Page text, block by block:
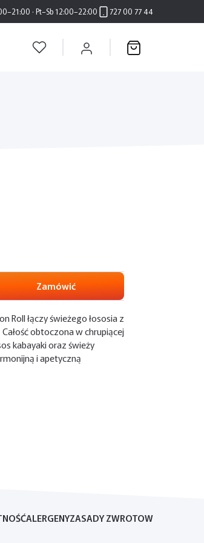
· Pt–Sb 12:00–22:00 727 00 77 44
Zamówić
Roll łączy świeżego łososia z
obtoczona w chrupiącej
kabayaki oraz świeży
i apetyczną
ALERGENYZASADY ZWROTOW